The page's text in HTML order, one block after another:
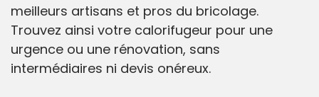
meilleurs artisans et pros du bricolage.
Trouvez ainsi votre calorifugeur pour une
urgence ou une rénovation, sans
intermédiaires ni devis onéreux.